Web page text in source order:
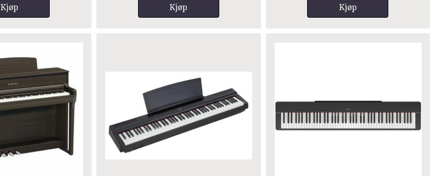
Kjøp Kjøp Kjøp